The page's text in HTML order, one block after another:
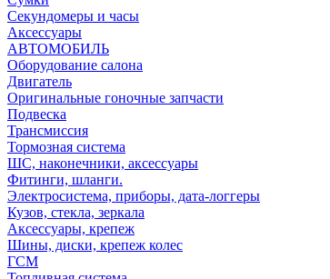
Секундомеры и часы
Аксессуары
АВТОМОБИЛЬ
Оборудование салона
Двигатель
Оригинальные гоночные запчасти
Подвеска
Трансмиссия
Тормозная система
ШС, наконечники, аксессуары
Фитинги, шланги.
Электросистема, приборы, дата-логгеры
Кузов, стекла, зеркала
Аксессуары, крепеж
Шины, диски, крепеж колес
ГСМ